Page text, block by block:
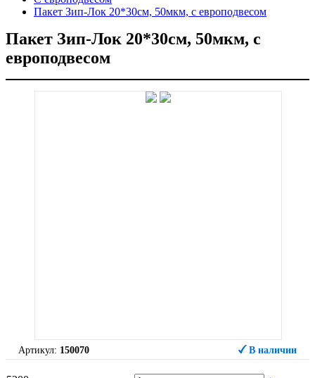
Пакет Зип-Лок 20*30см, 50мкм, с европодвесом
Пакет Зип-Лок 20*30см, 50мкм, с
европодвесом
Артикул: 150070 В наличии